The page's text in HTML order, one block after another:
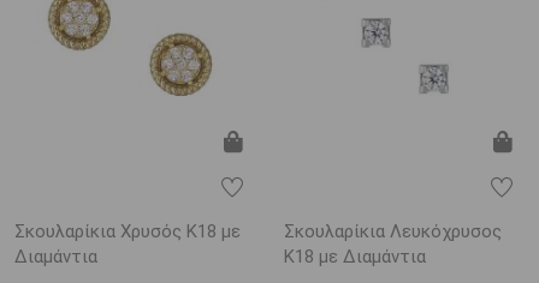
Σκουλαρίκια Χρυσός Κ18 με
Διαμάντια
Σκουλαρίκια Λευκόχρυσος
Κ18 με Διαμάντια